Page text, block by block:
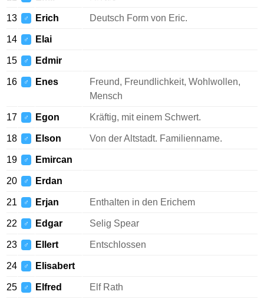
13 ♂ Erich Deutsch Form von Eric.
14 ♂ Elai
15 ♂ Edmir
16 ♂ Enes
Freund, Freundlichkeit, Wohlwollen,
Mensch
17 ♂ Egon Kräftig, mit einem Schwert.
18 ♂ Elson Von der Altstadt. Familienname.
19 ♂ Emircan
20 ♂ Erdan
21 ♂ Erjan Enthalten in den Erichem
22 ♂ Edgar Selig Spear
23 ♂ Ellert Entschlossen
24 ♂ Elisabert
25 ♂ Elfred Elf Rath